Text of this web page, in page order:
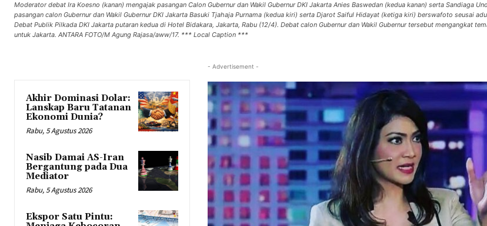
Moderator debat Ira Koesno (kanan) mengajak pasangan Calon Gubernur dan Wakil Gubernur DKI Jakarta Anies Baswedan (kedua kanan) serta Sandiaga
pasangan calon Gubernur dan Wakil Gubernur DKI Jakarta Basuki Tjahaja Purnama (kedua kiri) serta Djarot Saiful Hidayat (ketiga kiri) berswafoto seusai
Debat Publik Pilkada DKI Jakarta putaran kedua di Hotel Bidakara, Jakarta, Rabu (12/4). Debat calon Gubernur dan Wakil Gubernur tersebut mengangkat
untuk Jakarta. ANTARA FOTO/M Agung Rajasa/aww/17. *** Local Caption ***
Akhir Dominasi Dolar:
Lanskap Baru Tatanan
Ekonomi Dunia?
Rabu, 5 Agustus 2026
Nasib Damai AS-Iran
Bergantung pada Dua
Mediator
Rabu, 5 Agustus 2026
Ekspor Satu Pintu:
- Advertisement -